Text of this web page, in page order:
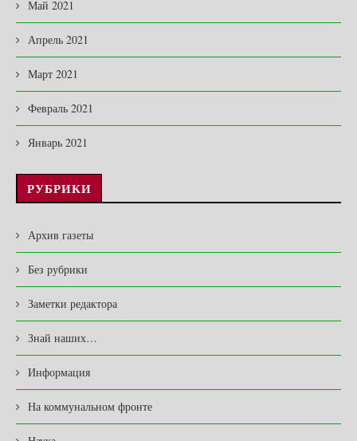
Май 2021
Апрель 2021
Март 2021
Февраль 2021
Январь 2021
РУБРИКИ
Архив газеты
Без рубрики
Заметки редактора
Знай наших…
Информация
На коммунальном фронте